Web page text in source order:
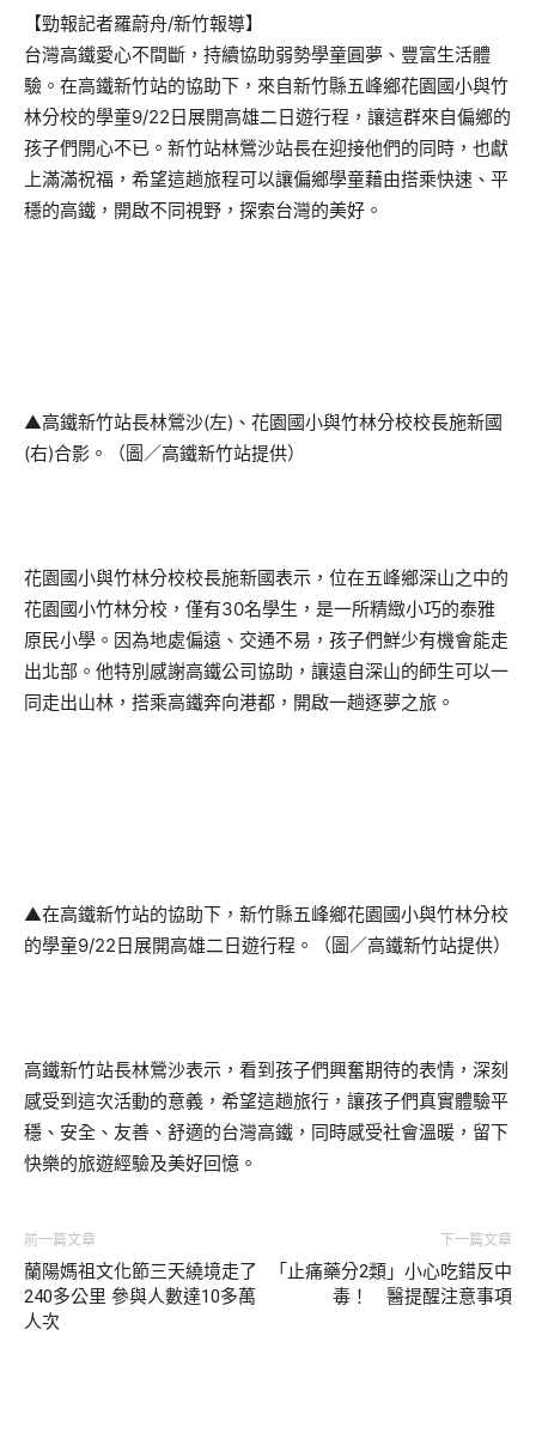
【勁報記者羅蔚舟/新竹報導】
台灣高鐵愛心不間斷，持續協助弱勢學童圓夢、豐富生活體
驗。在高鐵新竹站的協助下，來自新竹縣五峰鄉花園國小與竹
林分校的學童9/22日展開高雄二日遊行程，讓這群來自偏鄉的
孩子們開心不已。新竹站林鶯沙站長在迎接他們的同時，也獻
上滿滿祝福，希望這趟旅程可以讓偏鄉學童藉由搭乘快速、平
穩的高鐵，開啟不同視野，探索台灣的美好。
▲高鐵新竹站長林鶯沙(左)、花園國小與竹林分校校長施新國
(右)合影。（圖／高鐵新竹站提供）
花園國小與竹林分校校長施新國表示，位在五峰鄉深山之中的
花園國小竹林分校，僅有30名學生，是一所精緻小巧的泰雅
原民小學。因為地處偏遠、交通不易，孩子們鮮少有機會能走
出北部。他特別感謝高鐵公司協助，讓遠自深山的師生可以一
同走出山林，搭乘高鐵奔向港都，開啟一趟逐夢之旅。
▲在高鐵新竹站的協助下，新竹縣五峰鄉花園國小與竹林分校
的學童9/22日展開高雄二日遊行程。（圖／高鐵新竹站提供）
高鐵新竹站長林鶯沙表示，看到孩子們興奮期待的表情，深刻
感受到這次活動的意義，希望這趟旅行，讓孩子們真實體驗平
穩、安全、友善、舒適的台灣高鐵，同時感受社會溫暖，留下
快樂的旅遊經驗及美好回憶。
前一篇文章
蘭陽媽祖文化節三天繞境走了
240多公里 參與人數達10多萬
人次
下一篇文章
「止痛藥分2類」小心吃錯反中
毒！ 醫提醒注意事項